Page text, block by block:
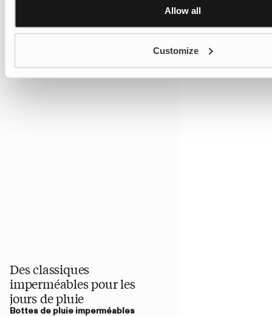
Allow all
Customize
Des classiques
imperméables pour les
jours de pluie
Bottes de pluie imperméables